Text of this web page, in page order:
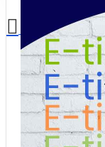
Sepetinize